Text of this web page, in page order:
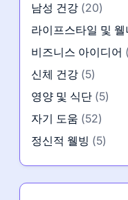
남성 건강 (20)
라이프스타일 및 웰
비즈니스 아이디어
신체 건강 (5)
영양 및 식단 (5)
자기 도움 (52)
정신적 웰빙 (5)